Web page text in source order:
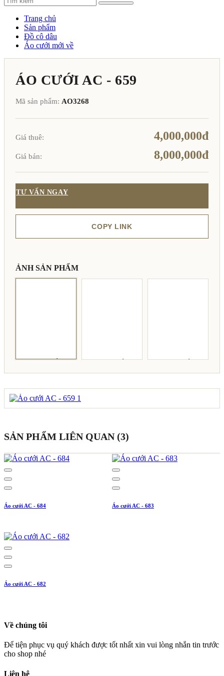
Trang chủ
Sản phẩm
Đồ cô dâu
Áo cưới mới về
ÁO CƯỚI AC - 659
Mã sản phẩm: AO3268
Giá thuê: 4,000,000đ
Giá bán: 8,000,000đ
TƯ VẤN NGAY
COPY LINK
ẢNH SẢN PHẨM
SẢN PHẨM LIÊN QUAN (3)
Áo cưới AC - 684 Áo cưới AC - 683
Áo cưới AC - 682
Về chúng tôi
Để tiện phục vụ quý khách được tốt nhất xin vui lòng nhắn tin trước
cho shop nhé
Liên hệ